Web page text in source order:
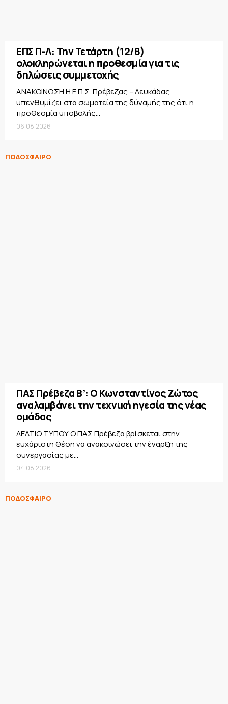
ΕΠΣ Π-Λ: Την Τετάρτη (12/8)
ολοκληρώνεται η προθεσμία για τις
δηλώσεις συμμετοχής
ΑΝΑΚΟΙΝΩΣΗ Η Ε.Π.Σ. Πρέβεζας – Λευκάδας
υπενθυμίζει στα σωματεία της δύναμής της ότι η
προθεσμία υποβολής...
06.08.2026
ΠΟΔΟΣΦΑΙΡΟ
ΠΑΣ Πρέβεζα Β’: Ο Κωνσταντίνος Ζώτος
αναλαμβάνει την τεχνική ηγεσία της νέας
ομάδας
ΔΕΛΤΙΟ ΤΥΠΟΥ Ο ΠΑΣ Πρέβεζα βρίσκεται στην
ευχάριστη θέση να ανακοινώσει την έναρξη της
συνεργασίας με...
04.08.2026
ΠΟΔΟΣΦΑΙΡΟ